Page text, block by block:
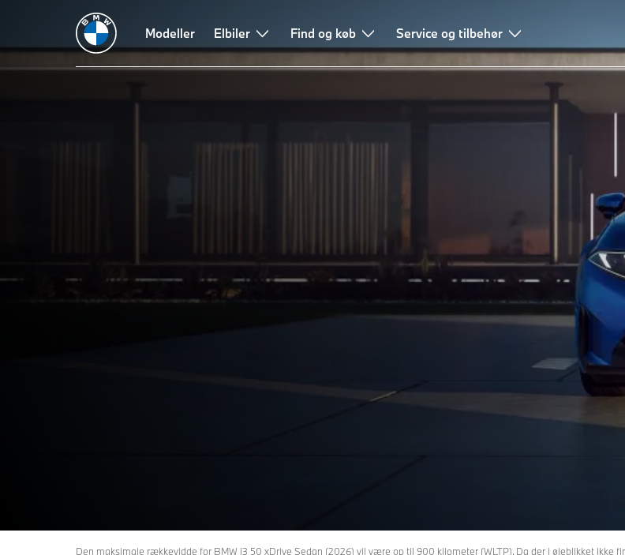
Modeller Elbiler Find og køb Service og tilbehør
Den maksimale rækkevidde for BMW i3 50 xDrive Sedan (2026) vil være op til 900 kilometer (WLTP). Da der i øjeblikket